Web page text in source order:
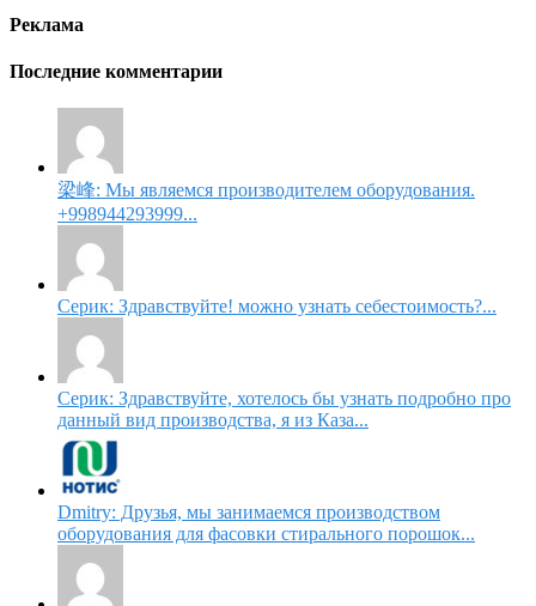
Реклама
Последние комментарии
梁峰: Мы являемся производителем оборудования.
+998944293999...
Серик: Здравствуйте! можно узнать себестоимость?...
Серик: Здравствуйте, хотелось бы узнать подробно про
данный вид производства, я из Каза...
Dmitry: Друзья, мы занимаемся производством
оборудования для фасовки стирального порошок...